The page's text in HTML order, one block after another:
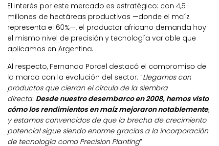
El interés por este mercado es estratégico: con 4,5
millones de hectáreas productivas —donde el maíz
representa el 60%—, el productor africano demanda hoy
el mismo nivel de precisión y tecnología variable que
aplicamos en Argentina.
Al respecto, Fernando Porcel destacó el compromiso de
la marca con la evolución del sector: “Llegamos con
productos que cierran el círculo de la siembra
directa. Desde nuestro desembarco en 2008, hemos visto
cómo los rendimientos en maíz mejoraron notablemente,
y estamos convencidos de que la brecha de crecimiento
potencial sigue siendo enorme gracias a la incorporación
de tecnología como Precision Planting”.